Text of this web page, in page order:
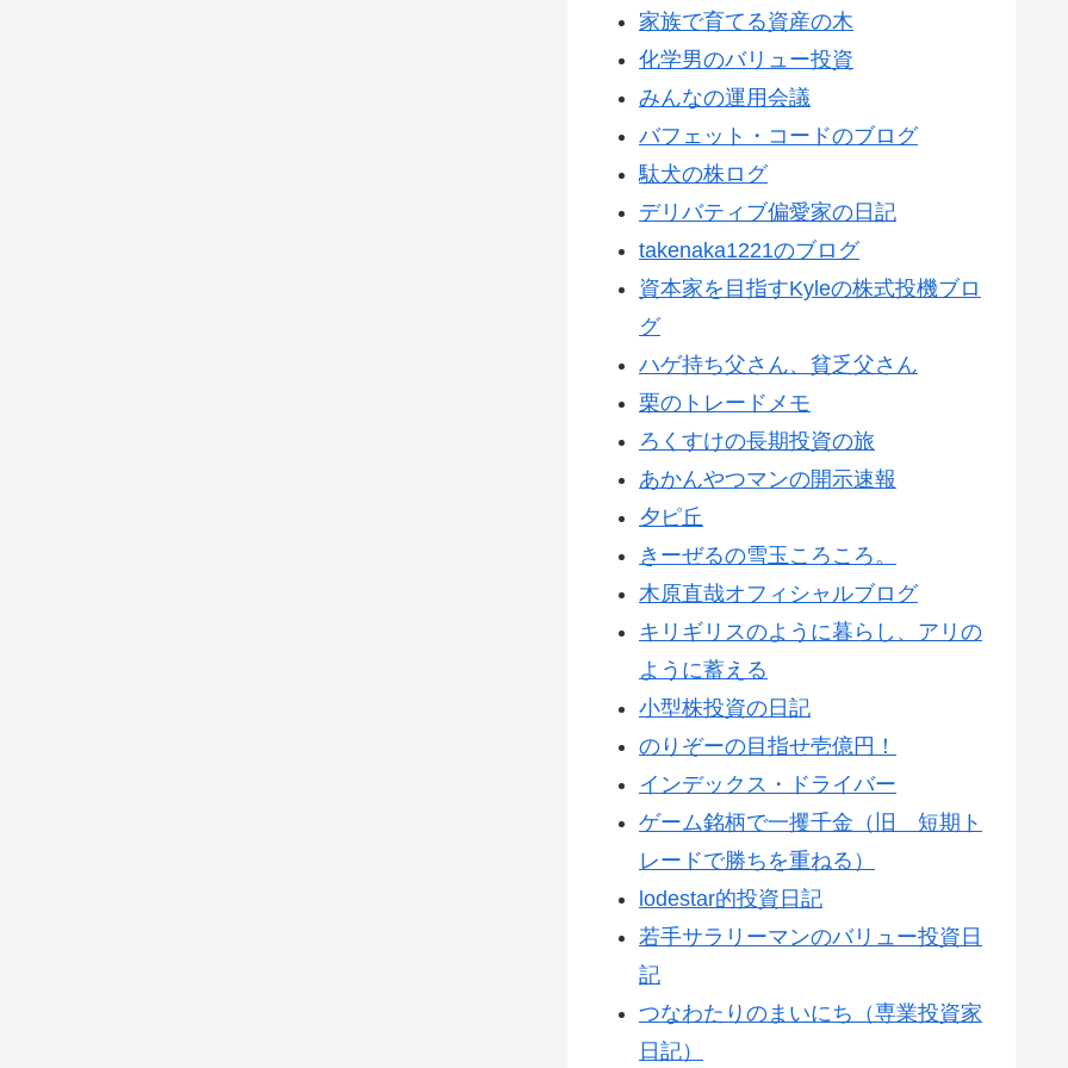
家族で育てる資産の木
化学男のバリュー投資
みんなの運用会議
バフェット・コードのブログ
駄犬の株ログ
デリバティブ偏愛家の日記
takenaka1221のブログ
資本家を目指すKyleの株式投機ブロ
グ
ハゲ持ち父さん、貧乏父さん
栗のトレードメモ
ろくすけの長期投資の旅
あかんやつマンの開示速報
夕ピ丘
きーぜるの雪玉ころころ。
木原直哉オフィシャルブログ
キリギリスのように暮らし、アリの
ように蓄える
小型株投資の日記
のりぞーの目指せ壱億円！
インデックス・ドライバー
ゲーム銘柄で一攫千金（旧 短期ト
レードで勝ちを重ねる）
lodestar的投資日記
若手サラリーマンのバリュー投資日
記
つなわたりのまいにち（専業投資家
日記）